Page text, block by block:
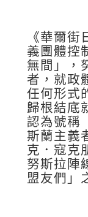
《華爾
義團體控
無間」，
者，就政
任何形式
歸根結底
認為號稱
斯蘭主義
克．寇克
努斯拉陣
盟友們」